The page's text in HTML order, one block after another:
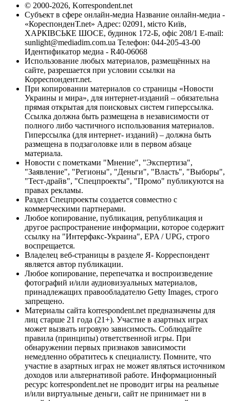
© 2000-2026, Korrespondent.net
Субъект в сфере онлайн-медиа Название онлайн-медиа -
«КореспонденТ.net» Адрес: 02091, місто Київ,
ХАРКІВСЬКЕ ШОСЕ, будинок 172-Б, офіс 208/1 E-mail:
sunlight@mediadim.com.ua Телефон: 044-205-43-00
Идентификатор медиа - R40-06068
Использование любых материалов, размещённых на
сайте, разрешается при условии ссылки на
Корреспондент.net.
При копировании материалов со страницы «Новости
Украины и мира», для интернет-изданий – обязательна
прямая открытая для поисковых систем гиперссылка.
Ссылка должна быть размещена в независимости от
полного либо частичного использования материалов.
Гиперссылка (для интернет- изданий) – должна быть
размещена в подзаголовке или в первом абзаце
материала.
Новости с пометками "Мнение", "Экспертиза",
"Заявление", "Регионы", "Деньги", "Власть", "Выборы",
"Тест-драйв", "Спецпроекты", "Промо" публикуются на
правах рекламы.
Раздел Спецпроекты создается совместно с
коммерческими партнерами.
Любое копирование, публикация, републикация и
другое распространение информации, которое содержит
ссылку на "Интерфакс-Украина", EPA / UPG, строго
воспрещается.
Владелец веб-страницы в разделе Я- Корреспондент
является автор публикации.
Любое копирование, перепечатка и воспроизведение
фотографий и/или аудиовизуальных материалов,
принадлежащих правообладателю Getty Images, строго
запрещено.
Материалы сайта korrespondent.net предназначены для
лиц старше 21 года (21+). Участие в азартных играх
может вызвать игровую зависимость. Соблюдайте
правила (принципы) ответственной игры. При
обнаружении первых признаков зависимости
немедленно обратитесь к специалисту. Помните, что
участие в азартных играх не может являться источником
доходов или альтернативой работе. Информационный
ресурс korrespondent.net не проводит игры на реальные
и/или виртуальные деньги, сайт не принимает ни в